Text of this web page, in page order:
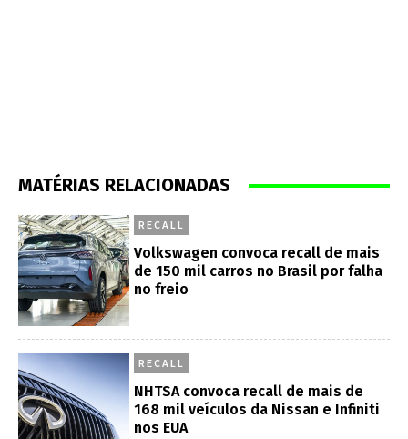
MATÉRIAS RELACIONADAS
RECALL
Volkswagen convoca recall de mais
de 150 mil carros no Brasil por falha
no freio
RECALL
NHTSA convoca recall de mais de
168 mil veículos da Nissan e Infiniti
nos EUA